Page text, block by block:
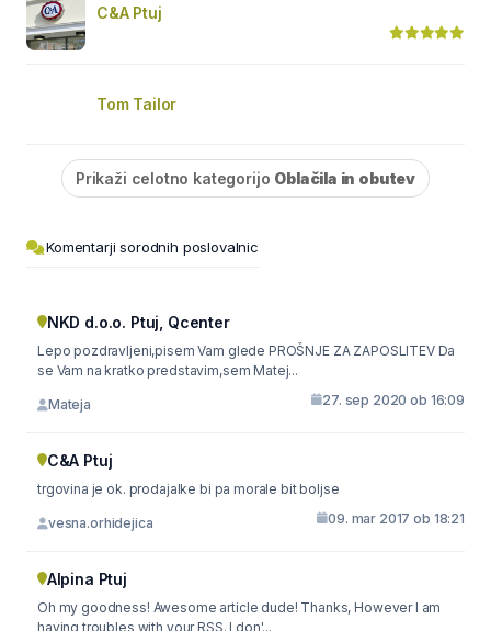
C&A Ptuj
Tom Tailor
Prikaži celotno kategorijo Oblačila in obutev
Komentarji sorodnih poslovalnic
NKD d.o.o. Ptuj, Qcenter
Lepo pozdravljeni,pisem Vam glede PROŠNJE ZA ZAPOSLITEV Da
se Vam na kratko predstavim,sem Matej...
Mateja 27. sep 2020 ob 16:09
C&A Ptuj
trgovina je ok. prodajalke bi pa morale bit boljse
vesna.orhidejica 09. mar 2017 ob 18:21
Alpina Ptuj
Oh my goodness! Awesome article dude! Thanks, However I am
having troubles with your RSS. I don'...